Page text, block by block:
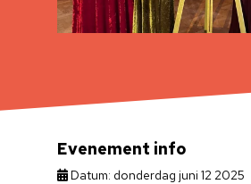
Evenement info
Datum: donderdag juni 12 2025